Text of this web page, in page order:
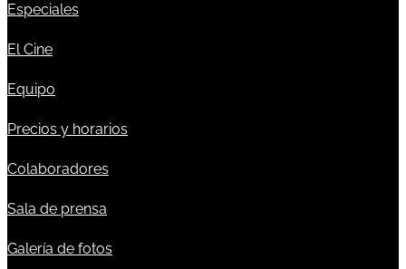
Especiales
El Cine
Equipo
Precios y horarios
Colaboradores
Sala de prensa
Galería de fotos